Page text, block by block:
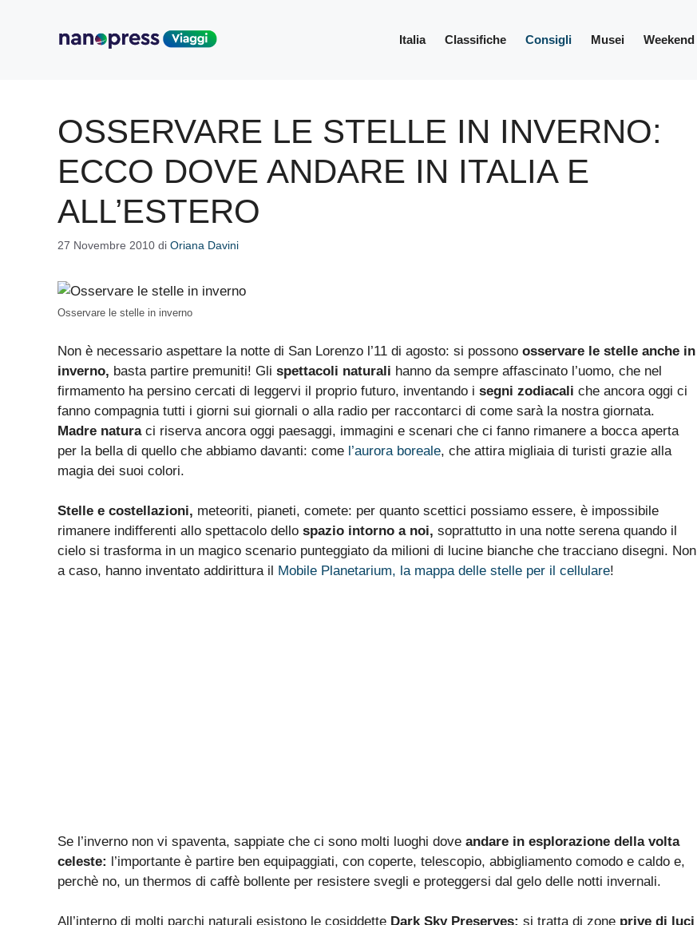
Italia Classifiche Consigli Musei Weekend
OSSERVARE LE STELLE IN INVERNO:
ECCO DOVE ANDARE IN ITALIA E
ALL’ESTERO
27 Novembre 2010 di Oriana Davini
Osservare le stelle in inverno
Non è necessario aspettare la notte di San Lorenzo l’11 di agosto: si possono osservare le stelle anche in
inverno, basta partire premuniti! Gli spettacoli naturali hanno da sempre affascinato l’uomo, che nel
firmamento ha persino cercati di leggervi il proprio futuro, inventando i segni zodiacali che ancora oggi ci
fanno compagnia tutti i giorni sui giornali o alla radio per raccontarci di come sarà la nostra giornata.
Madre naturaci riserva ancora oggi paesaggi, immagini e scenari che ci fanno rimanere a bocca aperta
per la bella di quello che abbiamo davanti: come l’aurora boreale, che attira migliaia di turisti grazie alla
magia dei suoi colori.
Stelle e costellazioni, meteoriti, pianeti, comete: per quanto scettici possiamo essere, è impossibile
rimanere indifferenti allo spettacolo dello spazio intorno a noi, soprattutto in una notte serena quando il
cielo si trasforma in un magico scenario punteggiato da milioni di lucine bianche che tracciano disegni. Non
a caso, hanno inventato addirittura il
Mobile Planetarium, la mappa delle stelle per il cellulare!
Se l’inverno non vi spaventa, sappiate che ci sono molti luoghi dove andare in esplorazione della volta
celeste: l’importante è partire ben equipaggiati, con coperte, telescopio, abbigliamento comodo e caldo e,
perchè no, un thermos di caffè bollente per resistere svegli e proteggersi dal gelo delle notti invernali.
All’interno di molti parchi naturali esistono le cosiddette Dark Sky Preserves: si tratta di zone prive di luci